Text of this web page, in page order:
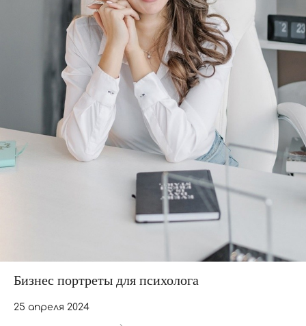
Бизнес портреты для психолога
25 апреля 2024